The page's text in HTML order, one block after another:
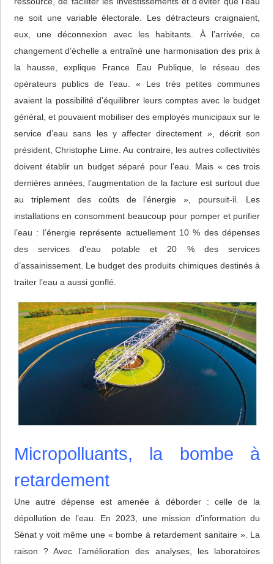
ne soit une variable électorale. Les détracteurs craignaient,
eux, une déconnexion avec les habitants. À l’arrivée, ce
changement d’échelle a entraîné une harmonisation des prix à
la hausse, explique France Eau Publique, le réseau des
opérateurs publics de l’eau. « Les très petites communes
avaient la possibilité d’équilibrer leurs comptes avec le budget
général, et pouvaient mobiliser des employés municipaux sur le
service d’eau sans les y affecter directement », décrit son
président, Christophe Lime. Au contraire, les autres collectivités
doivent établir un budget séparé pour l’eau. Mais « ces trois
dernières années, l’augmentation de la facture est surtout due
au triplement des coûts de l’énergie », poursuit-il. Les
installations en consomment beaucoup pour pomper et purifier
l’eau : l’énergie représente actuellement 10 % des dépenses
des services d’eau potable et 20 % des services
d’assainissement. Le budget des produits chimiques destinés à
traiter l’eau a aussi gonflé.
Micropolluants, la bombe à
retardement
Une autre dépense est amenée à déborder : celle de la
dépollution de l’eau. En 2023, une mission d’information du
Sénat y voit même une « bombe à retardement sanitaire ». La
raison ? Avec l’amélioration des analyses, les laboratoires